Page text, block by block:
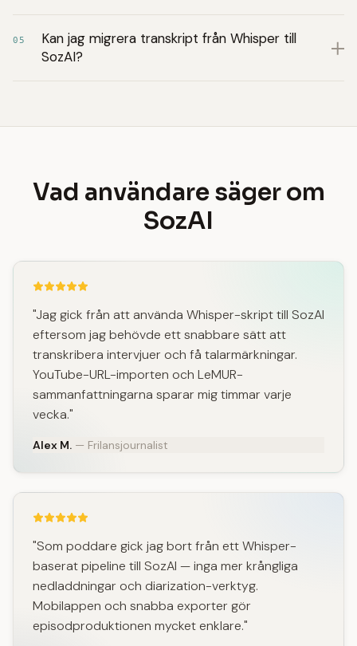
05
Kan jag migrera transkript från Whisper till
SozAI?
Vad användare säger om
SozAI
"Jag gick från att använda Whisper-skript till SozAI
eftersom jag behövde ett snabbare sätt att
transkribera intervjuer och få talarmärkningar.
YouTube-URL-importen och LeMUR-
sammanfattningarna sparar mig timmar varje
vecka."
Alex M. — Frilansjournalist
"Som poddare gick jag bort från ett Whisper-
baserat pipeline till SozAI — inga mer krångliga
nedladdningar och diarization-verktyg.
Mobilappen och snabba exporter gör
episodproduktionen mycket enklare."